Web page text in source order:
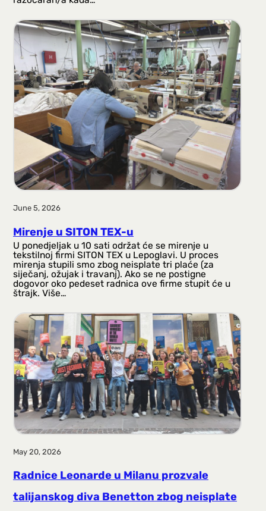
June 5, 2026
Mirenje u SITON TEX-u
U ponedjeljak u 10 sati održat će se mirenje u
tekstilnoj firmi SITON TEX u Lepoglavi. U proces
mirenja stupili smo zbog neisplate tri plaće (za
siječanj, ožujak i travanj). Ako se ne postigne
dogovor oko pedeset radnica ove firme stupit će u
štrajk. Više…
May 20, 2026
Radnice Leonarde u Milanu prozvale
talijanskog diva Benetton zbog neisplate